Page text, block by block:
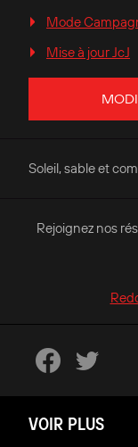
Mode
Mise à jour JcJ
Soleil, sable et
Rejoignez nos
VOIR PLUS